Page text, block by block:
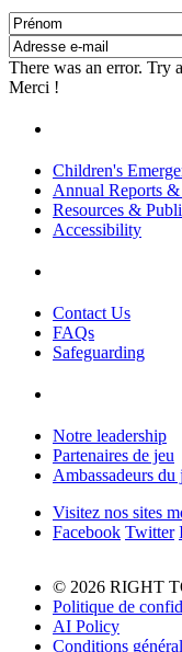
Prénom
There was an error. Try
Merci !
Children's
Annual Reports &
Resources &
Accessibility
Contact Us
FAQs
Safeguarding
Notre leadership
Partenaires de jeu
Ambassadeurs du
Visitez nos sites
Facebook Twitter
© 2026 RIGHT
Politique de
AI Policy
Conditions